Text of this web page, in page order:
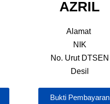
AZRIL
Alamat
NIK
No. Urut DTSEN
Desil
Bukti Pembayaran